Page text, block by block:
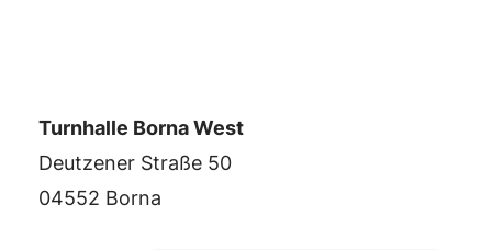
Turnhalle Borna West
Deutzener Straße 50
04552 Borna